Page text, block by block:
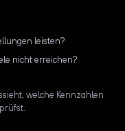
leisten?
nicht erreichen?
welche Kennzahlen